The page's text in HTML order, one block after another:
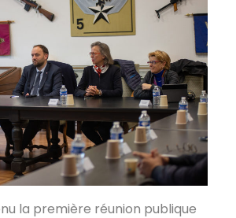
la première réunion publique